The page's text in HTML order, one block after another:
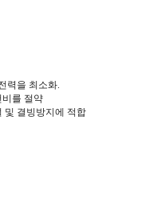
력을 최소화.
를 절약
및 결빙방지에 적합